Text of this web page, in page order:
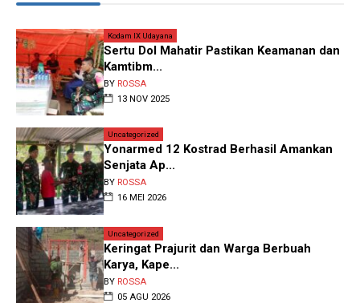
Kodam IX Udayana
Sertu Dol Mahatir Pastikan Keamanan dan
Kamtibm...
BY ROSSA
13 NOV 2025
Uncategorized
Yonarmed 12 Kostrad Berhasil Amankan
Senjata Ap...
BY ROSSA
16 MEI 2026
Uncategorized
Keringat Prajurit dan Warga Berbuah
Karya, Kape...
BY ROSSA
05 AGU 2026